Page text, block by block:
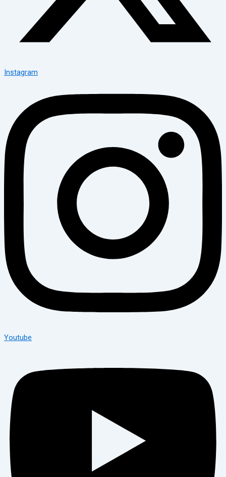
Instagram
Youtube